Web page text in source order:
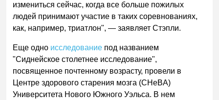
измениться сейчас, когда все больше пожилых
людей принимают участие в таких соревнованиях,
как, например, триатлон",— заявляет Стэпли.
Еще одно исследование под названием
"Сиднейское столетнее исследование",
посвященное почтенному возрасту, провели в
Центре здорового старения мозга (CHeBA)
Университета Нового Южного Уэльса. В нем